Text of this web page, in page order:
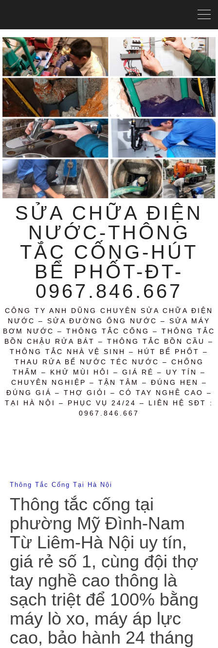
SỬA CHỮA ĐIỆN
NƯỚC-THÔNG
TẮC CỐNG-HÚT
BỂ PHỐT-ĐT-
0967.846.667
CÔNG TY ANH DŨNG CHUYÊN SỬA CHỮA ĐIỆN
NƯỚC – SỬA ĐƯỜNG ỐNG NƯỚC – SỬA MÁY
BƠM NƯỚC – THÔNG TẮC CỐNG – THÔNG TẮC
BỒN CHẬU RỬA BÁT – THÔNG TẮC BỒN CẦU –
THÔNG TẮC NHÀ VỆ SINH – HÚT BỂ PHỐT –
THAU RỬA BỂ NƯỚC TÉC NƯỚC – CHỐNG
THẤM – KHỬ MÙI HÔI – GIÁ RẺ – UY TÍN –
CHUYÊN NGHIỆP – TẬN TÂM – ĐÚNG HẸN –
ĐÚNG GIÁ – THỢ GIỎI – CÓ TAY NGHỀ CAO –
TẠI HÀ NỘI – PHỤC VỤ 24/24 – LIÊN HỆ SĐT :
0967.846.667
Thông Tắc Cống Tại Hà Nội
Thông tắc cống tại
phường Mỹ Đình-Nam
Từ Liêm-Hà Nội uy tín,
giá rẻ số 1, cùng đội thợ
tay nghề cao thông là
sạch triệt để 100% bằng
máy lò xo, máy áp lực
cao, bảo hành 24 tháng